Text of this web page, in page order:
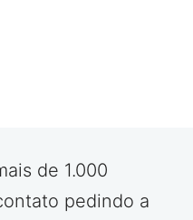
de 1.000
pedindo a